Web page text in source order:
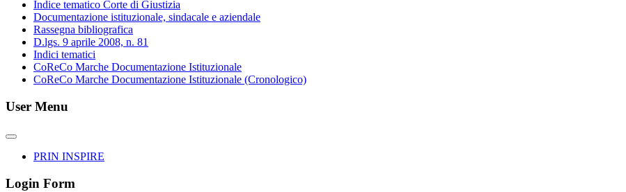
Indice tematico Corte di Giustizia
Documentazione istituzionale, sindacale e aziendale
Rassegna bibliografica
D.lgs. 9 aprile 2008, n. 81
Indici tematici
CoReCo Marche Documentazione Istituzionale
CoReCo Marche Documentazione Istituzionale (Cronologico)
User Menu
PRIN INSPIRE
Login Form